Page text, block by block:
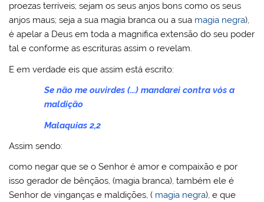
proezas terríveis; sejam os seus anjos bons como os seus
anjos maus; seja a sua magia branca ou a sua magia negra),
é apelar a Deus em toda a magnifica extensão do seu poder
tal e conforme as escrituras assim o revelam.
E em verdade eis que assim está escrito:
Se não me ouvirdes (…) mandarei contra vós a
maldição
Malaquias 2,2
Assim sendo:
como negar que se o Senhor é amor e compaixão e por
isso gerador de bênçãos, (magia branca), também ele é
Senhor de vinganças e maldições, ( magia negra), e que